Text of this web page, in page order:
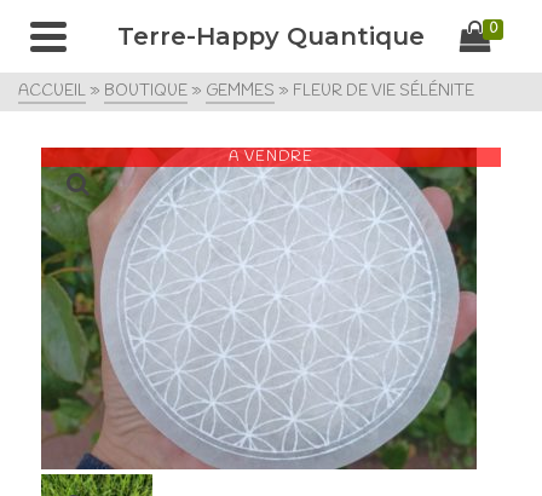
Terre-Happy Quantique 0
ACCUEIL» BOUTIQUE» GEMMES » FLEUR DE VIE SÉLÉNITE
A VENDRE